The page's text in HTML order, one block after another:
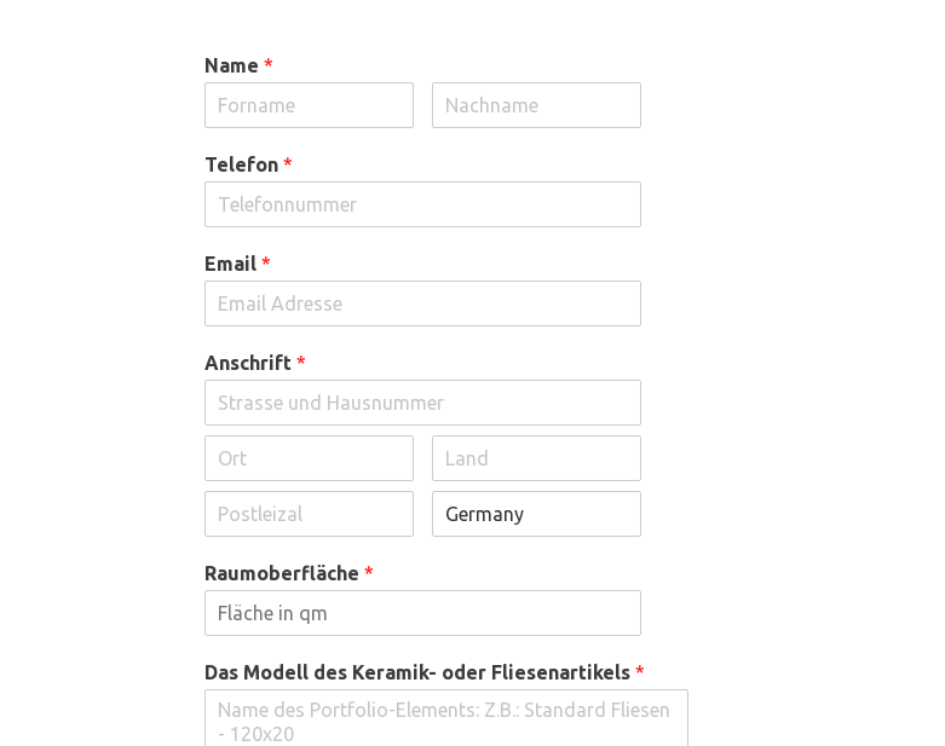
Name *
Telefon *
Email *
Anschrift *
Raumoberfläche *
Das Modell des Keramik- oder Fliesenartikels *